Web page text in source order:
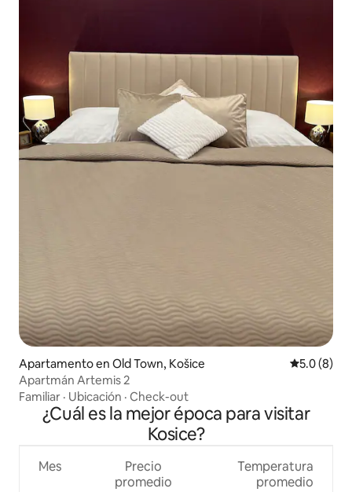
Apartamento en Old Town, Košice
5.0 (8)
Apartmán Artemis 2
Familiar · Ubicación · Check-out
¿Cuál es la mejor época para visitar
Kosice?
Mes
Precio
promedio
Temperatura
promedio